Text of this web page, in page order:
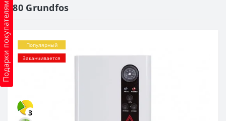
Подарки покупателям380 Grundfos
Популярный
Заканчивается
3